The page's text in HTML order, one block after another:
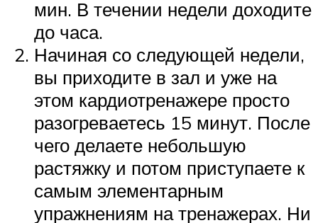
мин. В течении недели доходите
до часа.
Начиная со следующей недели,
вы приходите в зал и уже на
этом кардиотренажере просто
разогреваетесь 15 минут. После
чего делаете небольшую
растяжку и потом приступаете к
самым элементарным
упражнениям на тренажерах. Ни